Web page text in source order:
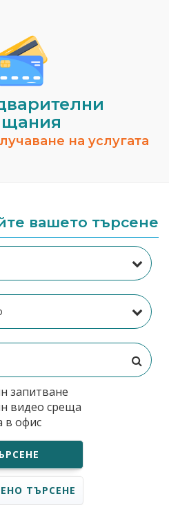
на услугата
вашето търсене
запитване
видео среща
в офис
ТЪРСЕНЕ